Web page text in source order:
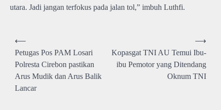
utara. Jadi jangan terfokus pada jalan tol,” imbuh Luthfi.
Navigasi
pos
⟵
Petugas Pos PAM Losari
Polresta Cirebon pastikan
Arus Mudik dan Arus Balik
Lancar
Kopasgat TNI AU Temui Ibu-
ibu Pemotor yang Ditendang
Oknum TNI
⟶